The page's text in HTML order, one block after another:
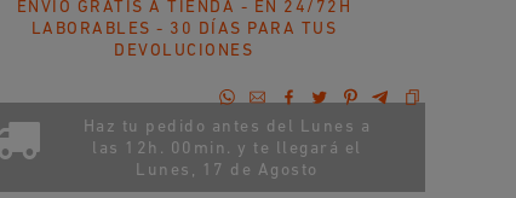
ENVÍO GRATIS A TIENDA - EN 24/72H
LABORABLES - 30 DÍAS PARA TUS
DEVOLUCIONES
Haz tu pedido antes del Lunes a
las 12h. 00min. y te llegará el
Lunes, 17 de Agosto